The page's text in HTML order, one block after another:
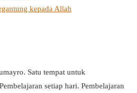
kepada Allah
Satu tempat untuk
setiap hari. Pembelajaran